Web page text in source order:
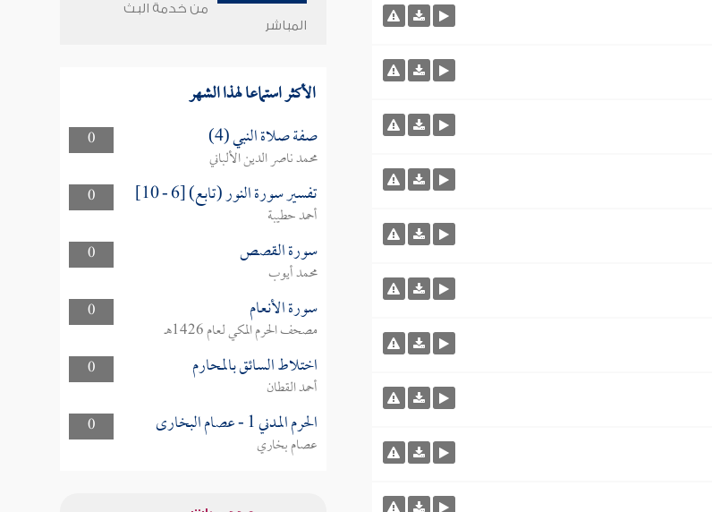
من خدمة البث
المباشر
الأكثر استماعا لهذا الشهر
0 صفة صلاة النبي (4)
محمد ناصر الدين الألباني
0
تفسير سورة النور (تابع) [6 - 10]
أحمد حطيبة
0
سورة القصص
محمد أيوب
0
سورة الأنعام
مصحف الحرم المكي لعام 1426هـ
0
اختلاط السائق بالمحارم
أحمد القطان
0
الحرم المدني 1 - عصام البخارى
عصام بخاري